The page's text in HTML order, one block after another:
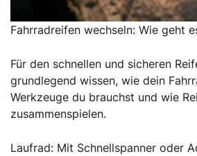
Fahrradreifen wechseln: Wie geht
Für den schnellen und sicheren
grundlegend wissen, wie dein
Werkzeuge du brauchst und wie
zusammenspielen.
Laufrad: Mit Schnellspanner oder